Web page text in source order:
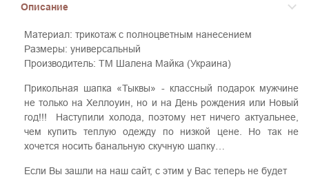
Описание
Материал: трикотаж с полноцветным нанесением
Размеры: универсальный
Производитель: ТМ Шалена Майка (Украина)
Прикольная шапка «Тыквы» - классный подарок мужчине
не только на Хеллоуин, но и на День рождения или Новый
год!!! Наступили холода, поэтому нет ничего актуальнее,
чем купить теплую одежду по низкой цене. Но так не
хочется носить банальную скучную шапку…
Если Вы зашли на наш сайт, с этим у Вас теперь не будет